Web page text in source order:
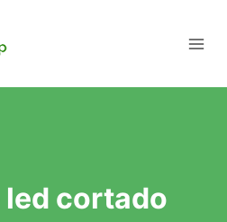
cortado